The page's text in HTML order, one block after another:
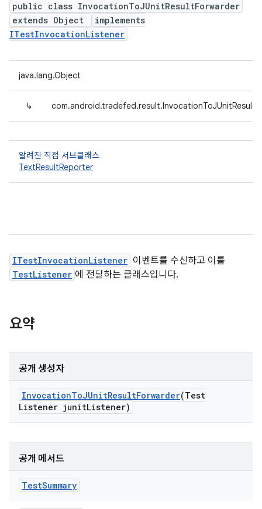
public class InvocationToJUnitResultForwarder
extends Object
implements
ITestInvocationListener
java.lang.Object
↳
알려진 직접 서브클래스
TextResultReporter
ITestInvocationListener 이벤트를 수신하고 이를
TestListener 에 전달하는 클래스입니다.
요약
공개 생성자
InvocationToJUnitResultForwarder(Test
Listener junitListener)
공개 메서드
TestSummary